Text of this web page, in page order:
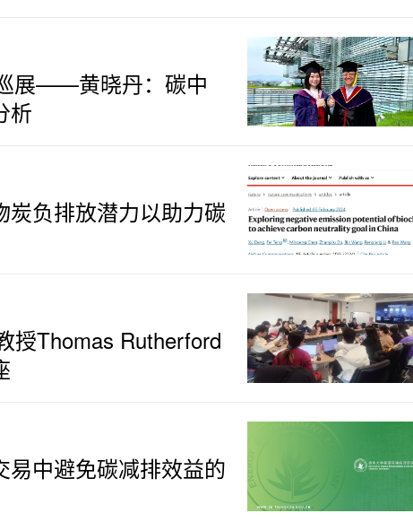
展——黄晓丹：碳中
析
炭负排放潜力以助力碳
授Thomas Rutherford
易中避免碳减排效益的